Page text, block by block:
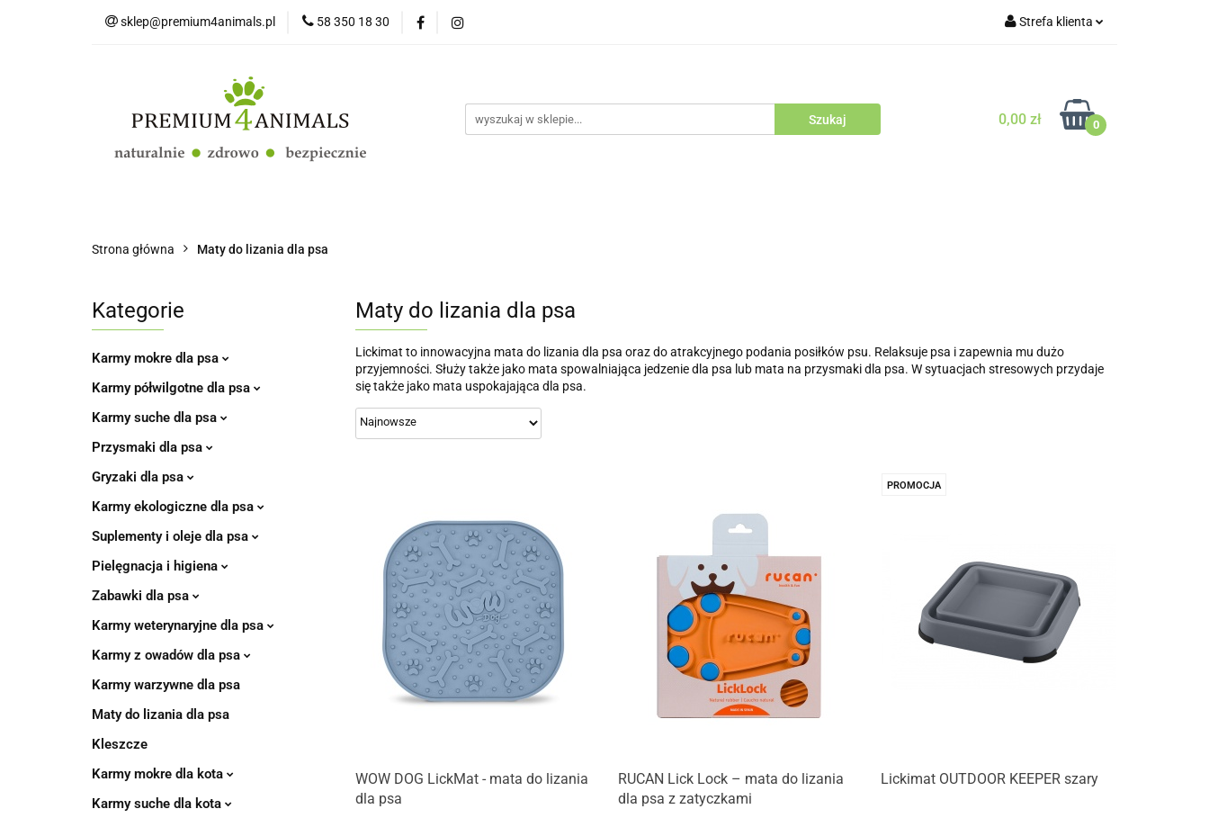
sklep@premium4animals.pl 58 350 18 30 Strefa klienta
Zarejestruj się
Zapytaj
0,00 zł 0
Strona główna Psy
Strona główna Maty do lizania dla psa
Kategorie
Karmy mokre dla psa
Karmy półwilgotne dla psa
Karmy suche dla psa
Przysmaki dla psa
Gryzaki dla psa
Karmy ekologiczne dla psa
Suplementy i oleje dla psa
Pielęgnacja i higiena
Zabawki dla psa
Karmy weterynaryjne dla psa
Karmy z owadów dla psa
Karmy warzywne dla psa
Maty do lizania dla psa
Kleszcze
Karmy mokre dla kota
Karmy suche dla kota
Maty do lizania dla psa
Lickimat to innowacyjna mata do lizania dla psa oraz do atrakcyjnego podania posiłków psu. Relaksuje psa i zapewnia mu dużo
przyjemności. Służy także jako mata spowalniająca jedzenie dla psa lub mata na przysmaki dla psa. W sytuacjach stresowych przydaje
się także jako mata uspokajająca dla psa.
WOW DOG LickMat - mata do lizania
dla psa
RUCAN Lick Lock – mata do lizania
dla psa z zatyczkami
PROMOCJA
Lickimat OUTDOOR KEEPER szary